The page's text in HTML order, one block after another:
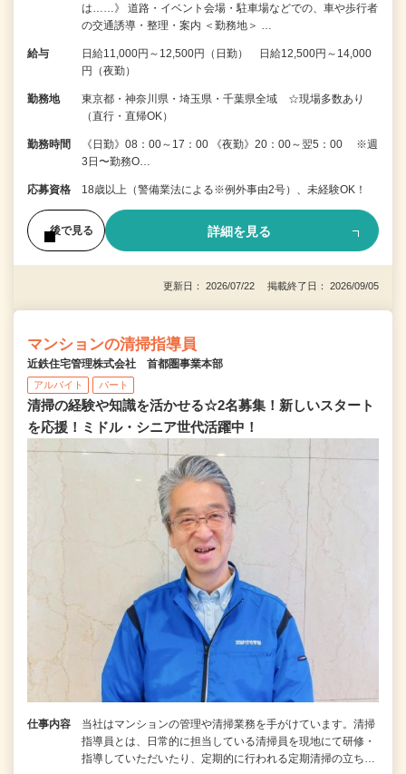
は……》 道路・イベント会場・駐車場などでの、車や歩行者
の交通誘導・整理・案内 ＜勤務地＞ …
給与
日給11,000円～12,500円（日勤） 日給12,500円～14,000
円（夜勤）
勤務地
東京都・神奈川県・埼玉県・千葉県全域 ☆現場多数あり
（直行・直帰OK）
勤務時間
《日勤》08：00～17：00 《夜勤》20：00～翌5：00 ※週
3日〜勤務O…
応募資格 18歳以上（警備業法による※例外事由2号）、未経験OK！
後で見る 詳細を見る
更新日： 2026/07/22 掲載終了日： 2026/09/05
マンションの清掃指導員
近鉄住宅管理株式会社 首都圏事業本部
アルバイト パート
清掃の経験や知識を活かせる☆2名募集！新しいスタート
を応援！ミドル・シニア世代活躍中！
仕事内容
当社はマンションの管理や清掃業務を手がけています。清掃
指導員とは、日常的に担当している清掃員を現地にて研修・
指導していただいたり、定期的に行われる定期清掃の立ち…